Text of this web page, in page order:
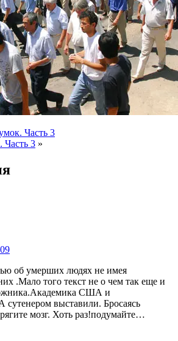
Часть 3
Часть 3 »
об умерших людях не имея
.Мало того текст не о чем так еще и
США и
выставили. Бросаясь
мозг. Хоть раз!подумайте…